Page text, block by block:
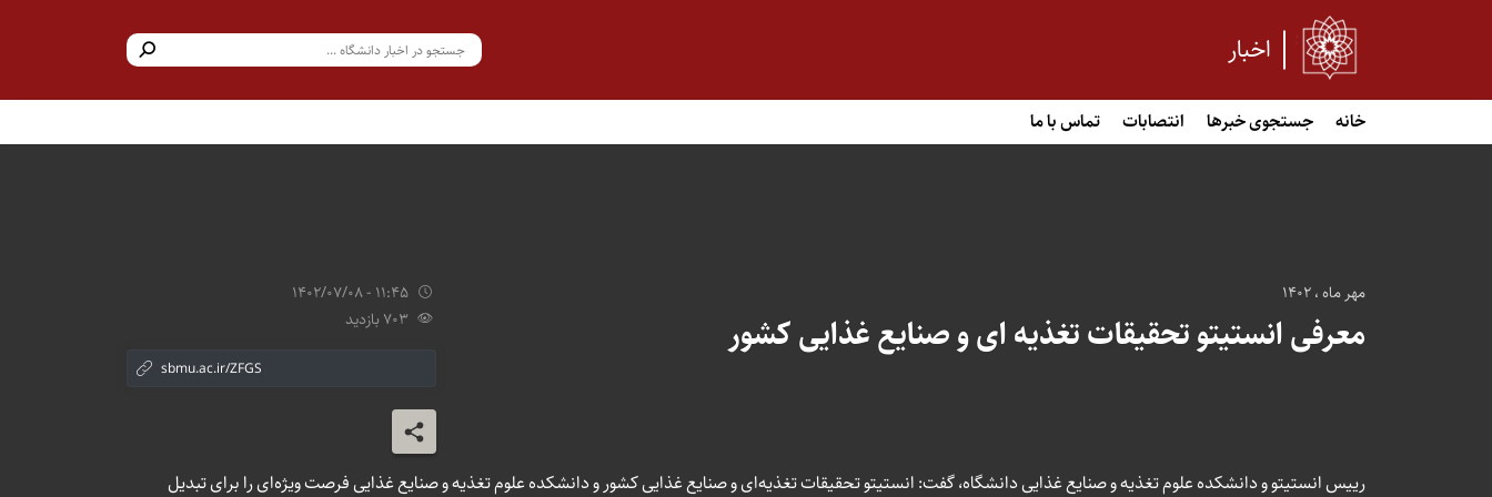
اخبار
خانه جستجوی خبرها انتصابات تماس با ما
مهر ماه ، 1402
معرفی انستیتو تحقیقات تغذیه ای و صنایع غذایی کشور
11:45 - 1402/07/08
703 بازدید
رییس انستیتو و دانشکده علوم تغذیه و صنایع غذایی دانشگاه، گفت: انستیتو تحقیقات تغذیه‌ای و صنایع غذایی کشور و دانشکده علوم تغذیه و صنایع غذایی فرصت ویژه‌ای را برای تبدیل